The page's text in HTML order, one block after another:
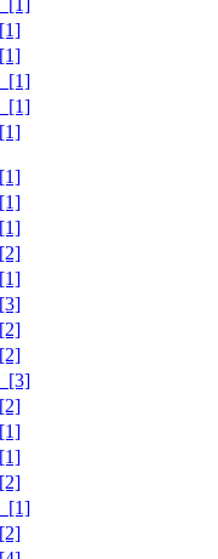
[1]
[1]
[3]
[1]